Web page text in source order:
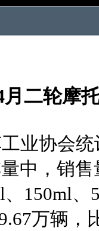
月二轮摩
业协会统
中，销
、150ml
万辆，